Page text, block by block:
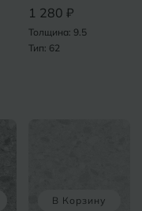
1 280 ₽
Толщина: 9.5
Тип: 62
В Корзину